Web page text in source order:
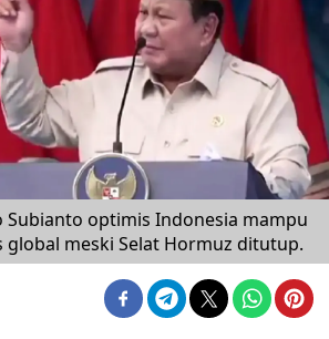
Subianto optimis Indonesia mampu
global meski Selat Hormuz ditutup.